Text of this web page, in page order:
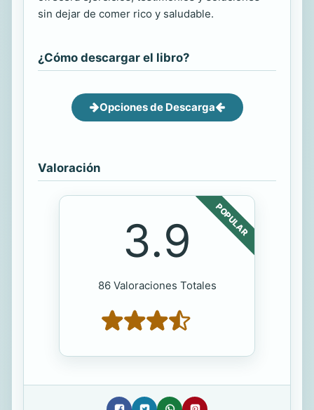
sin dejar de comer rico y saludable.
¿Cómo descargar el libro?
Opciones de Descarga
Valoración
POPULAR
3.9
86 Valoraciones Totales